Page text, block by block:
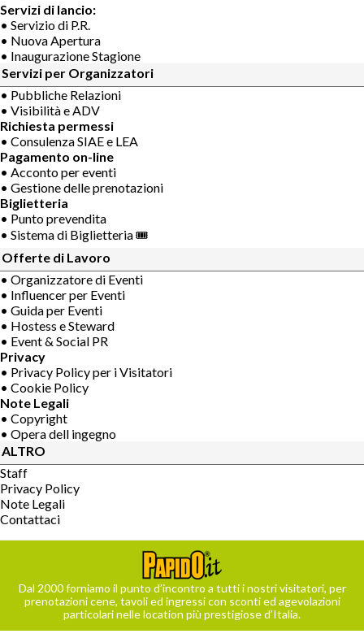
Servizi di lancio:
• Servizio di P.R.
• Nuova Apertura
• Inaugurazione Stagione
Servizi per Organizzatori
• Pubbliche Relazioni
• Visibilità e ADV
Richiesta permessi
• Consulenza SIAE e LEA
Pagamento on-line
• Acconto per eventi
• Gestione delle prenotazioni
Biglietteria
• Punto prevendita
• Sistema di Biglietteria 🎟
Offerte di Lavoro
• Organizzatore di Eventi
• Influencer per Eventi
• Guida per Eventi
• Hostess e Steward
• Event & Social PR
Privacy
• Privacy Policy per i Visitatori
• Cookie Policy
Note Legali
• Copyright
• Opera dell ingegno
ALTRO
Staff
Privacy Policy
Note Legali
Contattaci
Dal 2000 forniamo il punto d’incontro a tutti i nostri visitatori, per
prenotazioni cene, tavoli ed ingressi con sconti ed agevolazioni
particolari nelle location più prestigiose d’Italia.